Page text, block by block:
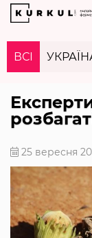
ВСІ
25 вересня